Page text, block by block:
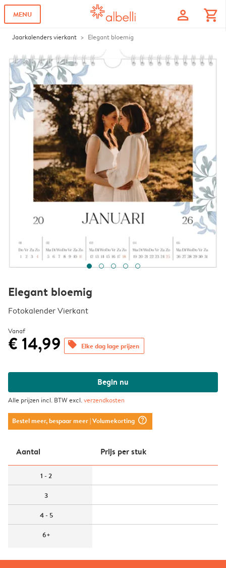
MENU profile shopping_cart
Jaarkalenders vierkant Elegant bloemig
Elegant bloemig
Fotokalender Vierkant
Vanaf
€ 14,99 offers Elke dag lage prijzen
Begin nu
Alle prijzen incl. BTW excl.verzendkosten
Bestel meer, bespaar meer| Volumekorting question_mark_circle
Aantal Prijs per stuk
1 - 2
3
4 - 5
6+